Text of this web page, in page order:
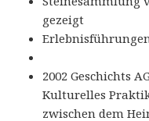
gezeigt
2002 Geschichts
Kulturelles
zwischen dem